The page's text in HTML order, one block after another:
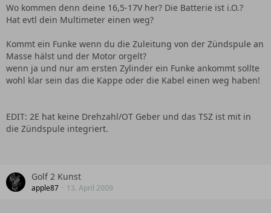
Wo kommen denn deine 16,5-17V her? Die Batterie ist i.O.?
Hat evtl dein Multimeter einen weg?
Kommt ein Funke wenn du die Zuleitung von der Zündspule an
Masse hälst und der Motor orgelt?
wenn ja und nur am ersten Zylinder ein Funke ankommt sollte
wohl klar sein das die Kappe oder die Kabel einen weg haben!
EDIT: 2E hat keine Drehzahl/OT Geber und das TSZ ist mit in
die Zündspule integriert.
Golf 2 Kunst
apple87 13. April 2009